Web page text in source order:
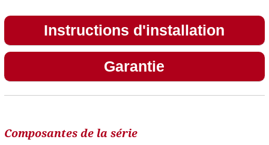
Instructions d'installation
Garantie
Composantes de la série